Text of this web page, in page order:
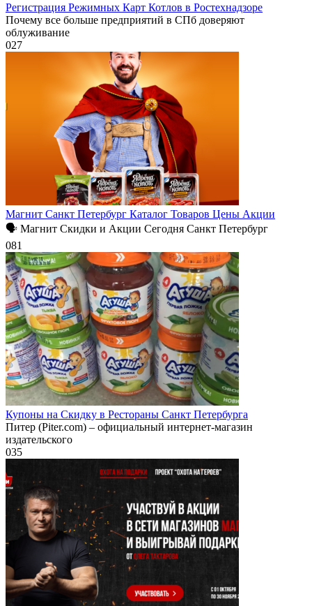
Регистрация Режимных Карт Котлов в Ростехнадзоре
Почему все больше предприятий в СПб доверяют
облуживание
027
Магнит Санкт Петербург Каталог Товаров Цены Акции
🗣 Магнит Скидки и Акции Сегодня Санкт Петербург
081
Купоны на Скидку в Рестораны Санкт Петербурга
Питер (Piter.com) – официальный интернет-магазин
издательского
035